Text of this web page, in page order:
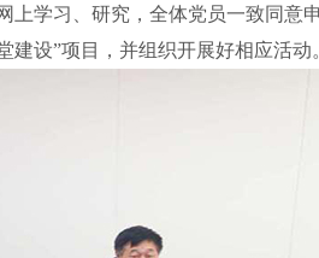
学习、研究，全体党员一致同意申
建设”项目，并组织开展好相应活动